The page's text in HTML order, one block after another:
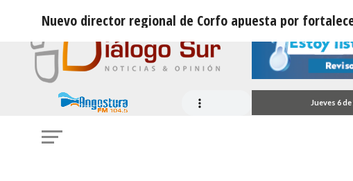
Jueves 6
Nuevo director regional de Corfo apuesta por
Nuevo director regional de Corfo